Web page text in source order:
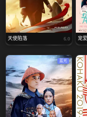
天使陷落 6.0 宠
蓝光